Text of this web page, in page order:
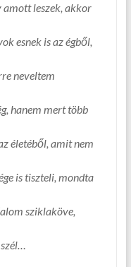
amott leszek, akkor
esnek is az égből,
neveltem
hanem mert több
életéből, amit nem
is tiszteli, mondta
sziklaköve,